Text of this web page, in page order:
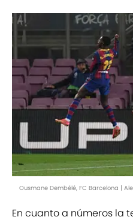
Ousmane Dembélé, FC Barcelona |
En cuanto a números la